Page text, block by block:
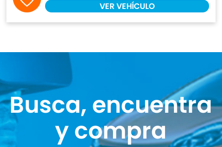
VER VEHÍCULO
Busca, encuentra
y compra